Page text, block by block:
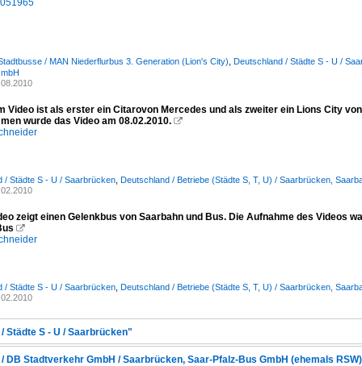
/ MAN Niederflurbus 3. Generation (Lion's City) Deutschland / Städte S - U /
Video ist als erster ein Citarovon Mercedes und als zweiter ein Lions City
wurde das Video am 08.02.2010. 
/ Städte S - U / Saarbrücken Deutschland / Betriebe (Städte S, T, U) / Saarbrücken,
zeigt einen Gelenkbus von Saarbahn und Bus. Die Aufnahme des Videos

/ Städte S - U / Saarbrücken Deutschland / Betriebe (Städte S, T, U) / Saarbrücken,
Städte S - U / Saarbrücken"
DB Stadtverkehr GmbH / Saarbrücken, Saar-Pfalz-Bus GmbH (ehemals